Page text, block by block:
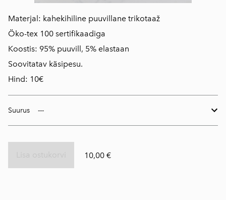
Materjal: kahekihiline puuvillane trikotaaž
Öko-tex 100 sertifikaadiga
Koostis: 95% puuvill, 5% elastaan
Soovitatav käsipesu.
Hind: 10€
Suurus
10,00 €